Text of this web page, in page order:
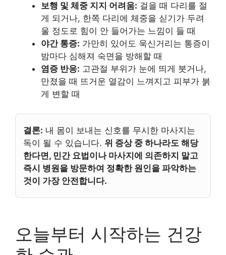
보행 및 체중 지지 어려움: 걸을 때 다리를 절
게 되거나, 한쪽 다리에 체중을 싣기가 두려
울 정도로 힘이 안 들어가는 느낌이 들 때
야간 통증: 가만히 있어도 욱신거리는 통증이
밤마다 심해져 숙면을 방해할 때
염증 반응: 고관절 부위가 눈에 띄게 붓거나,
만졌을 때 뜨거운 열감이 느껴지고 피부가 붉
게 변할 때
결론: 내 몸이 보내는 신호를 무시한 마사지는
독이 될 수 있습니다. 위 증상 중 하나라도 해당
한다면, 민간 요법이나 마사지에 의존하지 말고
즉시 병원을 방문하여 정확한 원인을 파악하는
것이 가장 안전합니다.
오늘부터 시작하는 건강